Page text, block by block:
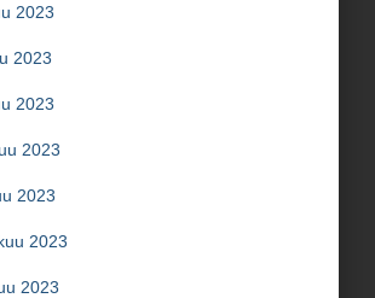
2023
2023
2023
2023
2023
2023
2023